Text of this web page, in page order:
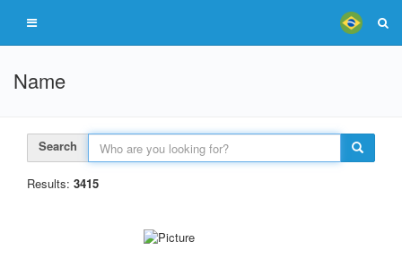
Name
Search
Results: 3415